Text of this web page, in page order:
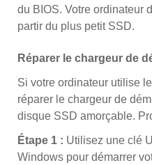
du BIOS. Votre ordinateur
partir du plus petit SSD.
Réparer le chargeur de
Si votre ordinateur utilise
réparer le chargeur de
disque SSD amorçable.
Étape 1 : Utilisez une clé
Windows pour démarrer